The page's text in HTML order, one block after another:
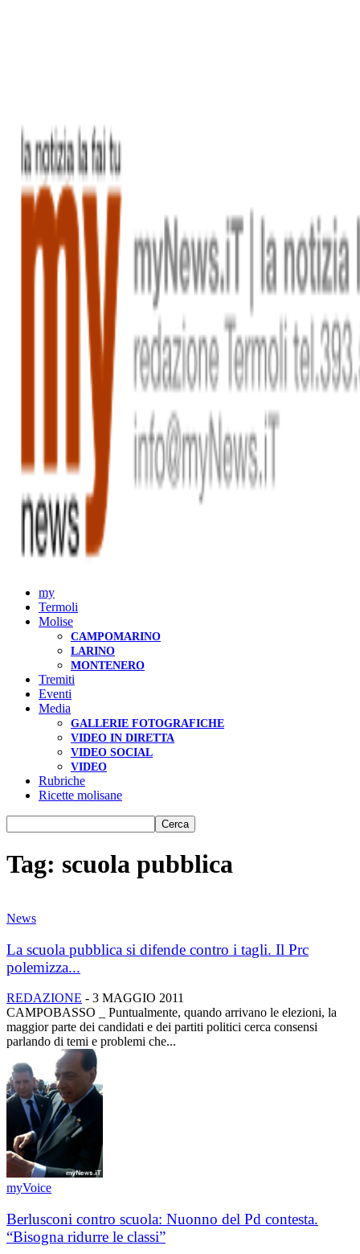
my
Termoli
Molise
CAMPOMARINO
LARINO
MONTENERO
Tremiti
Eventi
Media
GALLERIE FOTOGRAFICHE
VIDEO IN DIRETTA
VIDEO SOCIAL
VIDEO
Rubriche
Ricette molisane
Tag: scuola pubblica
News
La scuola pubblica si difende contro i tagli. Il Prc
polemizza...
REDAZIONE - 3 MAGGIO 2011
CAMPOBASSO _ Puntualmente, quando arrivano le elezioni, la
maggior parte dei candidati e dei partiti politici cerca consensi
parlando di temi e problemi che...
myVoice
Berlusconi contro scuola: Nuonno del Pd contesta.
“Bisogna ridurre le classi”